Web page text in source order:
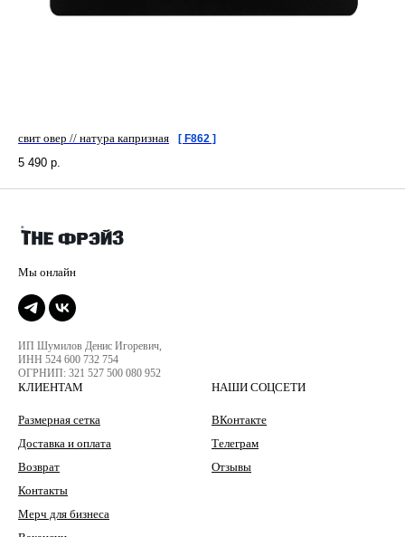
свит овер // натура капризная [ F862 ]
5 490 р.
ИП Шумилов Денис Игоревич,
ИНН 524 600 732 754
ОГРНИП: 321 527 500 080 952
КЛИЕНТАМ
Размерная сетка
Доставка и оплата
Возврат
Контакты
Мерч для бизнеса
НАШИ СОЦСЕТИ
ВКонтакте
Телеграм
Отзывы